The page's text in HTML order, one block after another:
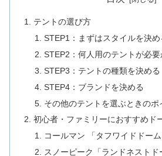
テントの選び方
STEP1：まずはスタイルを決め
STEP2：何人用のテントが必要
STEP3：テントの種類を決める
STEP4：ブランドを決める
その他のテントを選ぶときのポ
初心者・ファミリーにおすすめド
コールマン 「タフワイドドー
スノーピーク「ランドネストド